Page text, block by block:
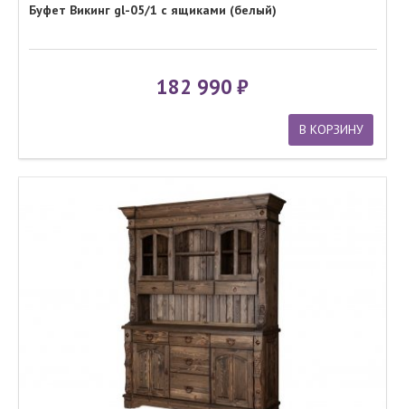
Буфет Викинг gl-05/1 с ящиками (белый)
182 990
В КОРЗИНУ